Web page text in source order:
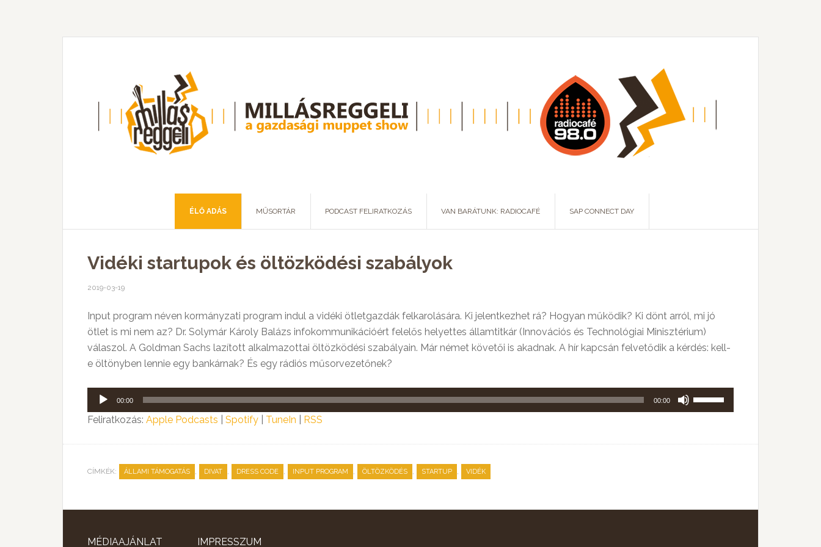
ÉLŐ ADÁS MŰSORTÁR PODCAST FELIRATKOZÁS VAN BARÁTUNK: RADIOCAFÉ SAP CONNECT DAY
Vidéki startupok és öltözködési szabályok
2019-03-19
Input program néven kormányzati program indul a vidéki ötletgazdák felkarolására. Ki jelentkezhet rá? Hogyan működik? Ki dönt arról, mi jó
ötlet is mi nem az? Dr. Solymár Károly Balázs infokommunikációért felelős helyettes államtitkár (Innovációs és Technológiai Minisztérium)
válaszol. A Goldman Sachs lazított alkalmazottai öltözködési szabályain. Már német követői is akadnak. A hír kapcsán felvetődik a kérdés: kell-
e öltönyben lennie egy bankárnak? És egy rádiós műsorvezetőnek?
Audió
lejátszó
00:00 00:00
hangerő
illetőleg
Feliratkozás: Apple Podcasts Spotify TuneIn RSS
CÍMKÉK: ÁLLAMI TÁMOGATÁS , DIVAT , DRESS CODE , INPUT PROGRAM , ÖLTÖZKÖDÉS , STARTUP , VIDÉK
MÉDIAAJÁNLAT IMPRESSZUM